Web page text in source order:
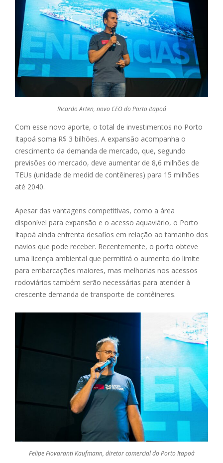
Ricardo Arten, novo CEO do Porto Itapoá
Com esse novo aporte, o total de investimentos no Porto
Itapoá soma R$ 3 bilhões. A expansão acompanha o
crescimento da demanda de mercado, que, segundo
previsões do mercado, deve aumentar de 8,6 milhões de
TEUs (unidade de medid de contêineres) para 15 milhões
até 2040.
Apesar das vantagens competitivas, como a área
disponível para expansão e o acesso aquaviário, o Porto
Itapoá ainda enfrenta desafios em relação ao tamanho dos
navios que pode receber. Recentemente, o porto obteve
uma licença ambiental que permitirá o aumento do limite
para embarcações maiores, mas melhorias nos acessos
rodoviários também serão necessárias para atender à
crescente demanda de transporte de contêineres.
Felipe Fiovaranti Kaufmann, diretor comercial do Porto Itapoá